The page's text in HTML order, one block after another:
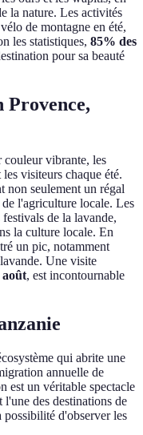
la nature. Les activités
de montagne en été,
les statistiques, 85% des
pour sa beauté
Provence,
couleur vibrante, les
les visiteurs chaque été.
non seulement un régal
l'agriculture locale. Les
festivals de la lavande,
la culture locale. En
un pic, notamment
Une visite
, est incontournable
qui abrite une
annuelle de
est un véritable spectacle
l'une des destinations de
possibilité d'observer les